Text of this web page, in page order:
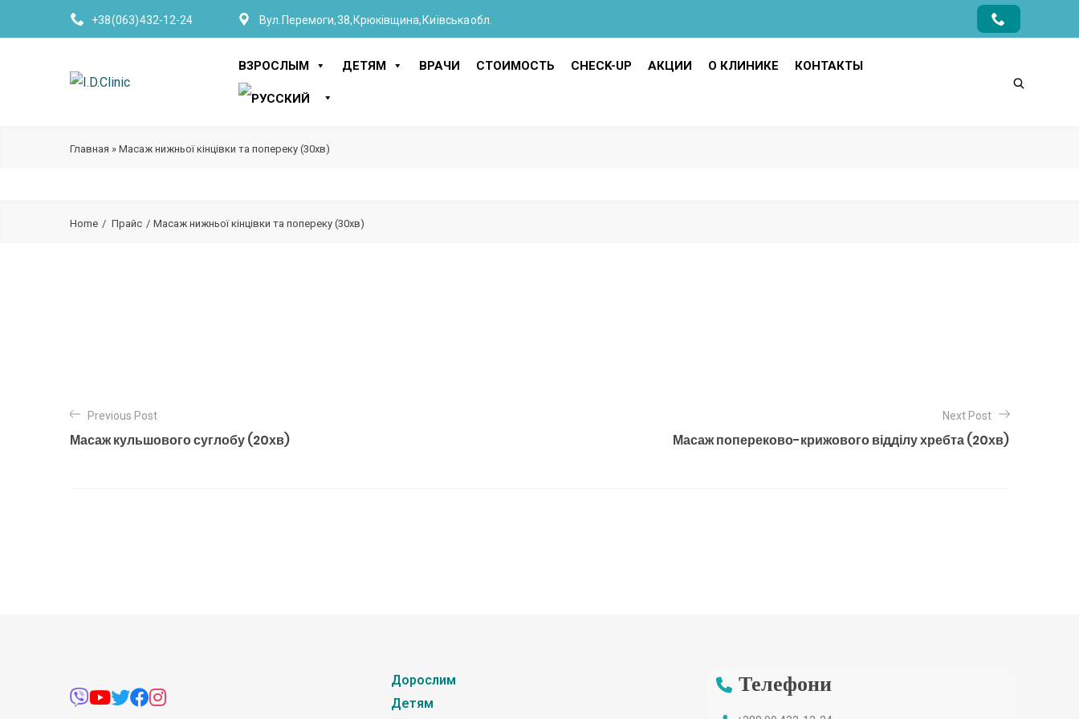
+38 (063) 432-12-24 Вул. Перемоги, 38, Крюківщина, Київська обл.
ВЗРОСЛЫМ ДЕТЯМ ВРАЧИ СТОИМОСТЬ CHECK-UP АКЦИИ О КЛИНИКЕ КОНТАКТЫ
Главная » Масаж нижньої кінцівки та попереку (30хв)
Home Прайс Масаж нижньої кінцівки та попереку (30хв)
Previous Post
Масаж кульшового суглобу (20хв)
Next Post
Масаж попереково-крижового відділу хребта (20хв)
Дорослим
Детям
Телефони